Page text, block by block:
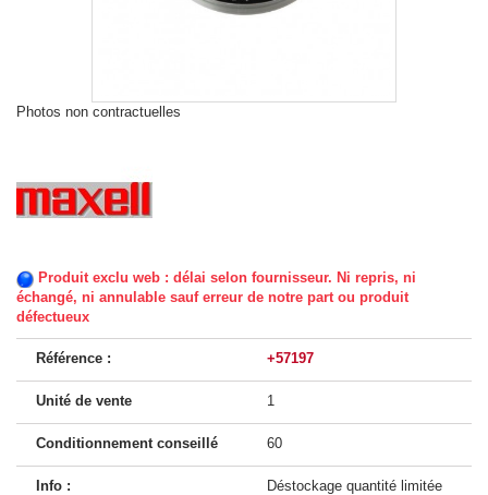
Photos non contractuelles
Produit exclu web : délai selon fournisseur. Ni repris, ni
échangé, ni annulable sauf erreur de notre part ou produit
défectueux
Référence : +57197
Unité de vente 1
Conditionnement conseillé 60
Info : Déstockage quantité limitée